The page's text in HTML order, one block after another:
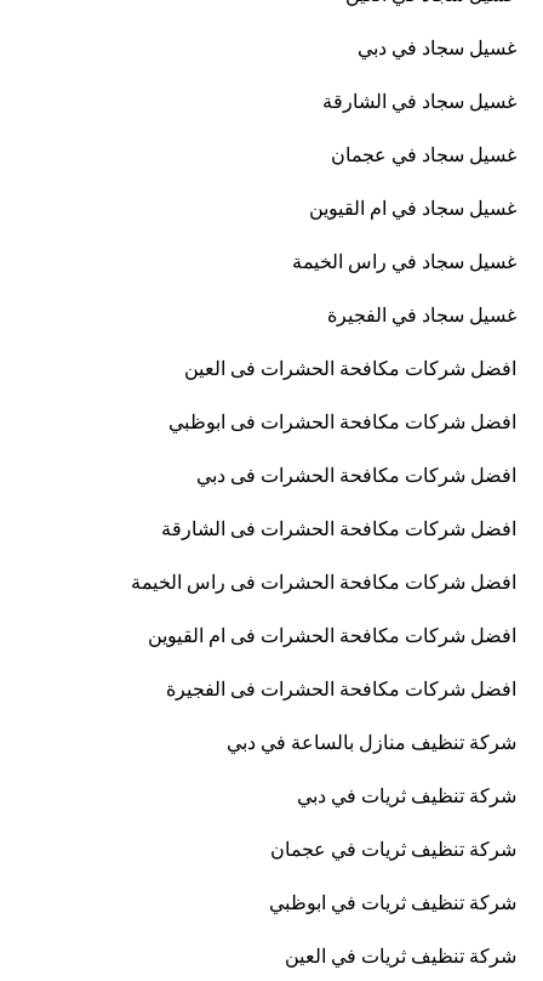
غسيل سجاد في دبي
غسيل سجاد في الشارقة
غسيل سجاد في عجمان
غسيل سجاد في ام القيوين
غسيل سجاد في راس الخيمة
غسيل سجاد في الفجيرة
افضل شركات مكافحة الحشرات فى العين
افضل شركات مكافحة الحشرات فى ابوظبي
افضل شركات مكافحة الحشرات فى دبي
افضل شركات مكافحة الحشرات فى الشارقة
افضل شركات مكافحة الحشرات فى راس الخيمة
افضل شركات مكافحة الحشرات فى ام القيوين
افضل شركات مكافحة الحشرات فى الفجيرة
شركة تنظيف منازل بالساعة في دبي
شركة تنظيف ثريات في دبي
شركة تنظيف ثريات في عجمان
شركة تنظيف ثريات في ابوظبي
شركة تنظيف ثريات في العين